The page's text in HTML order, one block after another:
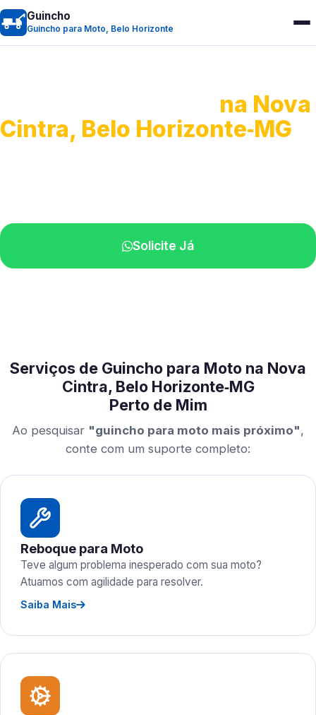
Guincho
Guincho para Moto, Belo Horizonte
na Nova
Cintra, Belo Horizonte‑MG
Solicite Já
Serviços de Guincho para Moto na Nova
Cintra, Belo Horizonte‑MG
Perto de Mim
Ao pesquisar "guincho para moto mais próximo",
conte com um suporte completo:
Reboque para Moto
Teve algum problema inesperado com sua moto?
Atuamos com agilidade para resolver.
Saiba Mais